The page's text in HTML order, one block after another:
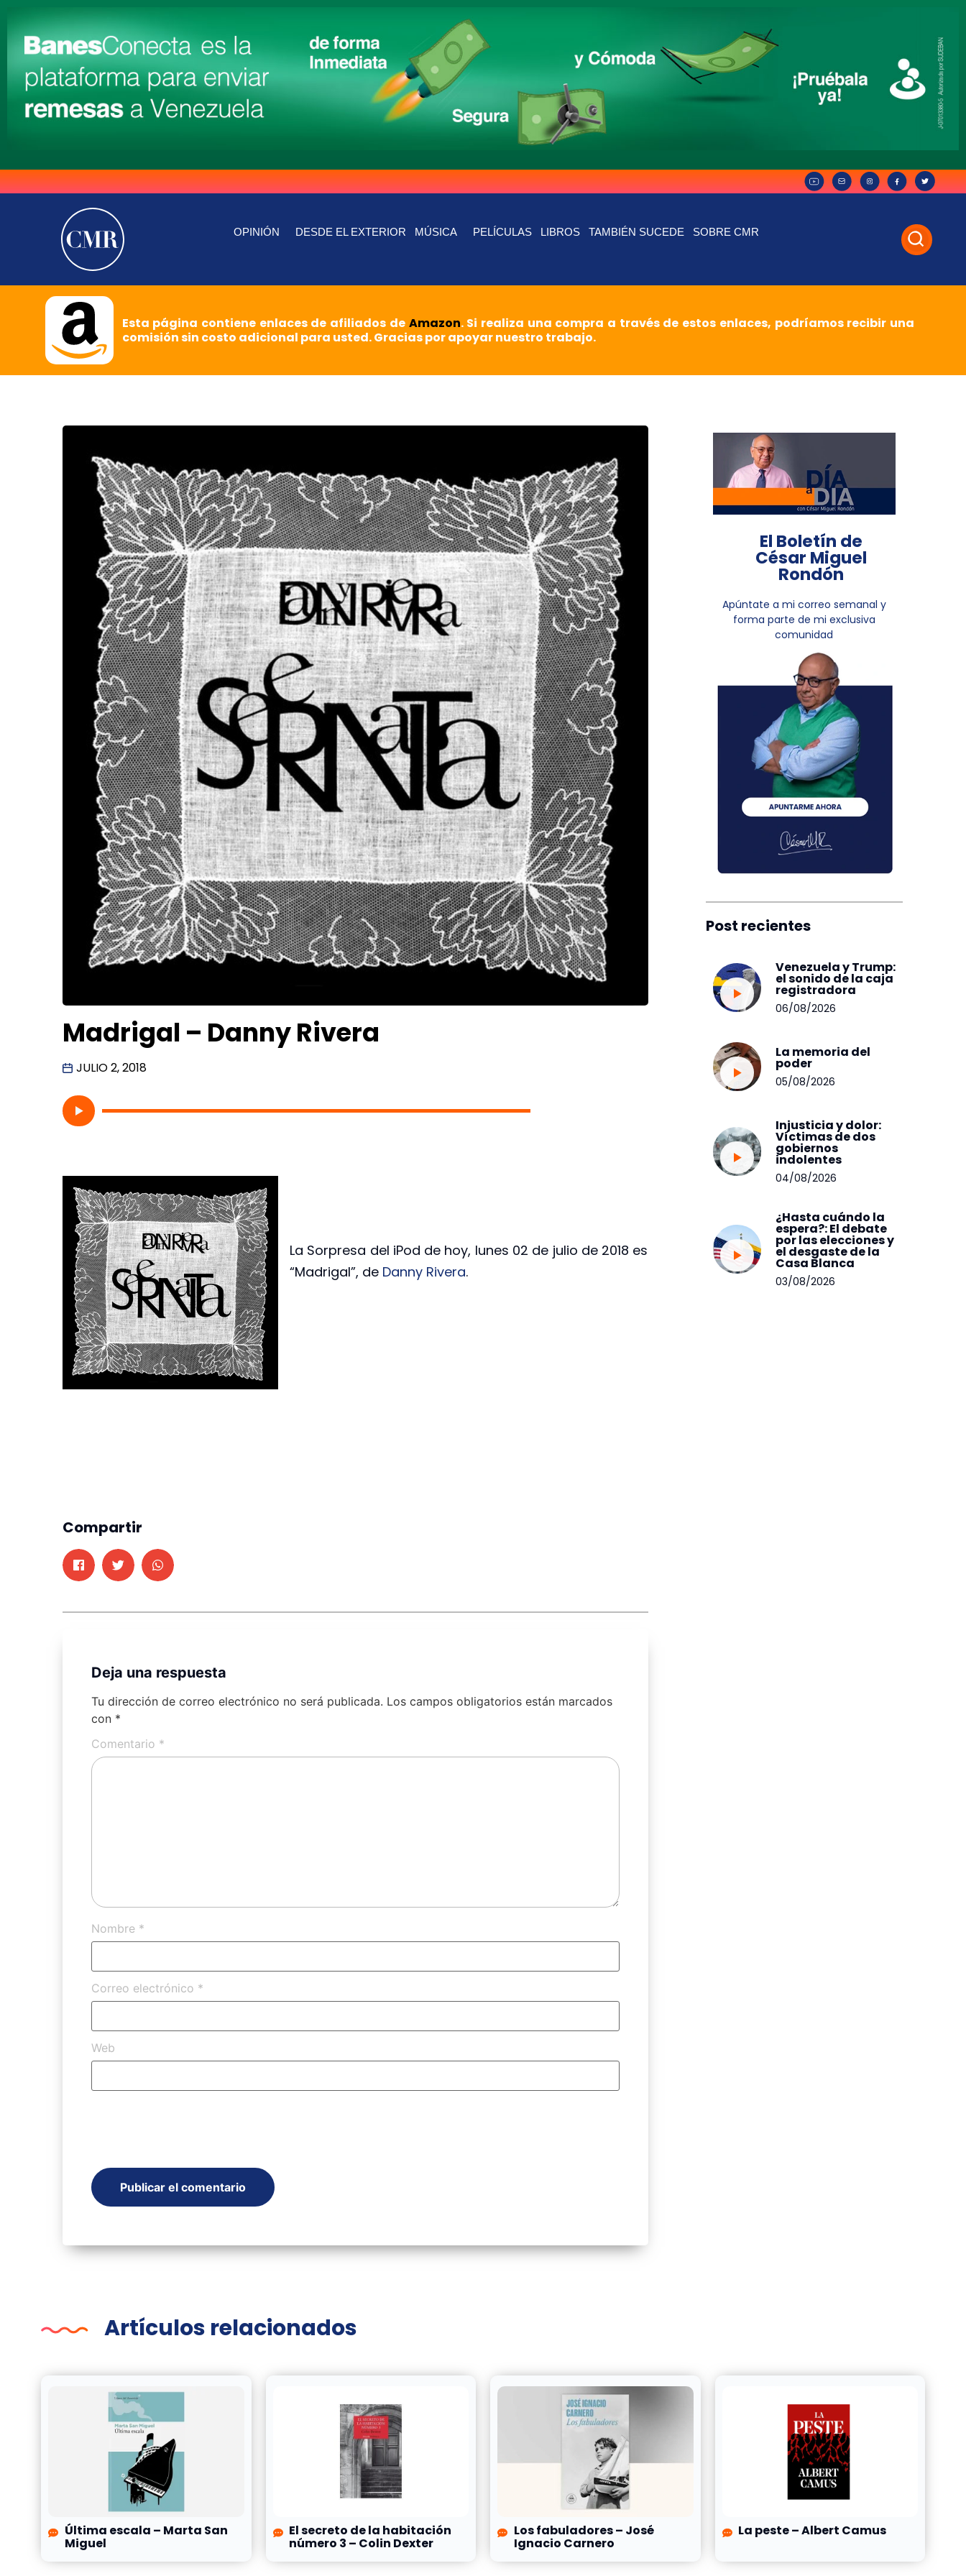
OPINIÓN DESDE EL EXTERIOR MÚSICA PELÍCULAS LIBROS TAMBIÉN SUCEDE SOBRE CMR
Esta página contiene enlaces de afiliados de Amazon. Si realiza una compra a través de estos enlaces, podríamos recibir una
comisión sin costo adicional para usted. Gracias por apoyar nuestro trabajo.
Madrigal – Danny Rivera
JULIO 2, 2018
La Sorpresa del iPod de hoy, lunes 02 de julio de 2018 es
“Madrigal”, de Danny Rivera.
Compartir
Deja una respuesta
Tu dirección de correo electrónico no será publicada. Los campos obligatorios están marcados
con *
Comentario *
Nombre *
Correo electrónico *
Web
El Boletín de
César Miguel
Rondón
Apúntate a mi correo semanal y
forma parte de mi exclusiva
comunidad
Post recientes
Venezuela y Trump:
el sonido de la caja
registradora
06/08/2026
La memoria del
poder
05/08/2026
Injusticia y dolor:
Víctimas de dos
gobiernos
indolentes
04/08/2026
¿Hasta cuándo la
espera?: El debate
por las elecciones y
el desgaste de la
Casa Blanca
03/08/2026
Artículos relacionados
Última escala – Marta San
Miguel
El secreto de la habitación
número 3 – Colin Dexter
Los fabuladores – José
Ignacio Carnero
La peste – Albert Camus